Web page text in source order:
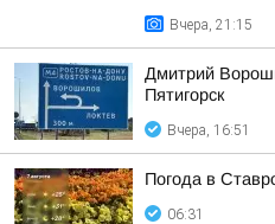
Вчера, 21:15
Дмитрий
Пятигорск
Вчера, 16:51
Погода в
06:31